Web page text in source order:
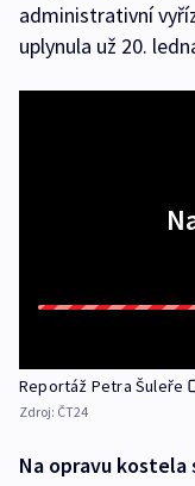
administrativní
uplynula už 20.
Reportáž Petra Šuleře
Zdroj: ČT24
Na opravu kostela